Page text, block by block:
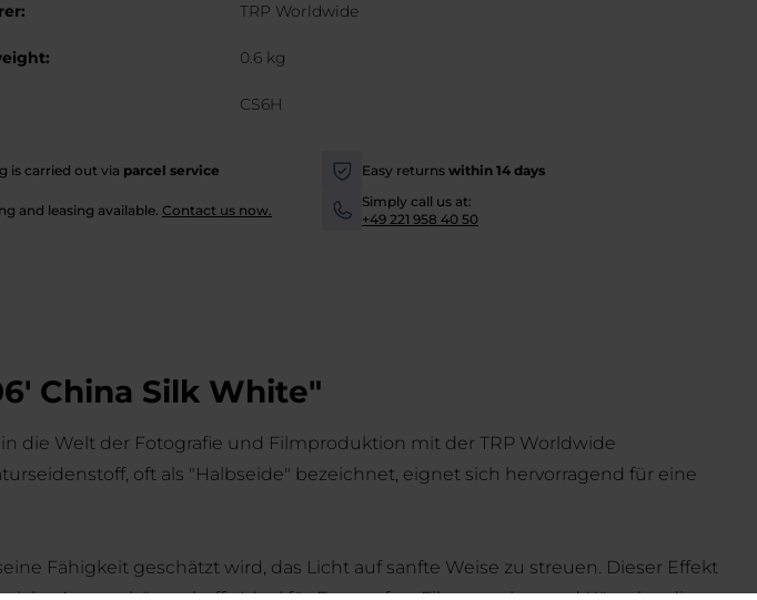
TRP Worldwide
0.6 kg
CS6H
is carried out via parcel service
-
Easy returns within 14 days
and leasing available. Contact us now.
-
Simply call us at:
+49 221 958 40 50
China Silk White"
die Welt der Fotografie und Filmproduktion mit der TRP Worldwide
oft als "Halbseide" bezeichnet, eignet sich hervorragend für eine
Fähigkeit geschätzt wird, das Licht auf sanfte Weise zu streuen. Dieser Effekt